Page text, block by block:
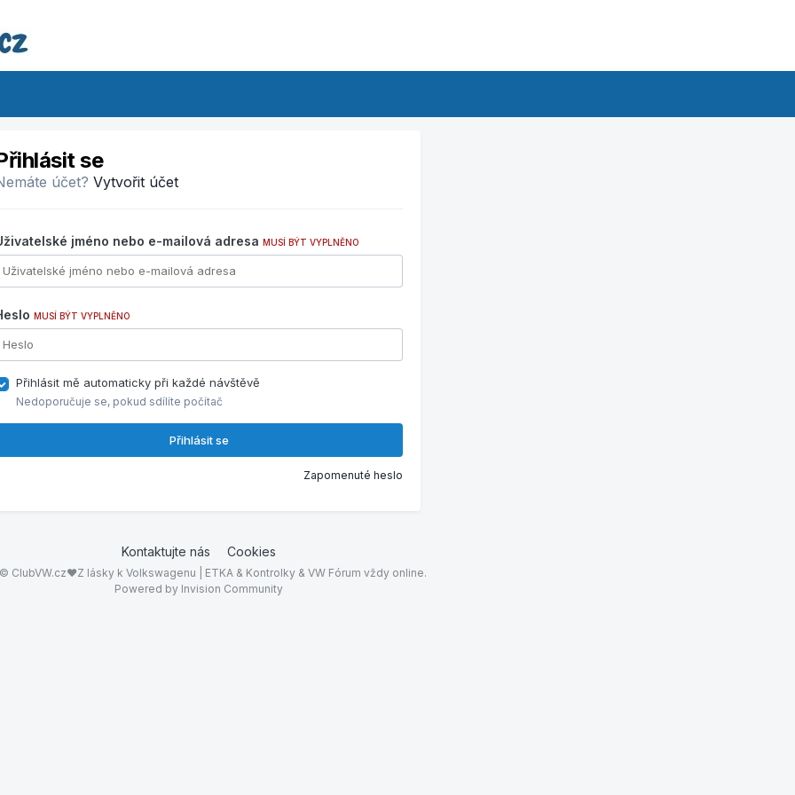
se
účet? Vytvořit účet
jméno nebo e-mailová adresa MUSÍ BÝT VYPLNĚNO
MUSÍ BÝT VYPLNĚNO
Přihlásit mě automaticky při každé návštěvě
Nedoporučuje se, pokud sdílíte počítač
Přihlásit se
Zapomenuté heslo
Kontaktujte nás Cookies
ClubVW.cz❤Z lásky k Volkswagenu | ETKA & Kontrolky & VW Fórum vždy online.
Powered by Invision Community